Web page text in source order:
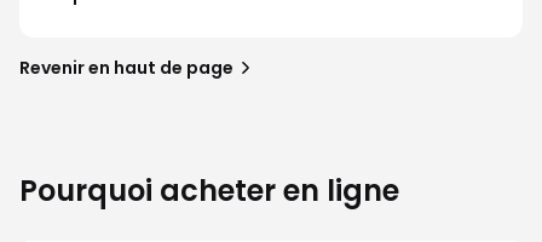
Revenir en haut de page
Pourquoi acheter en ligne